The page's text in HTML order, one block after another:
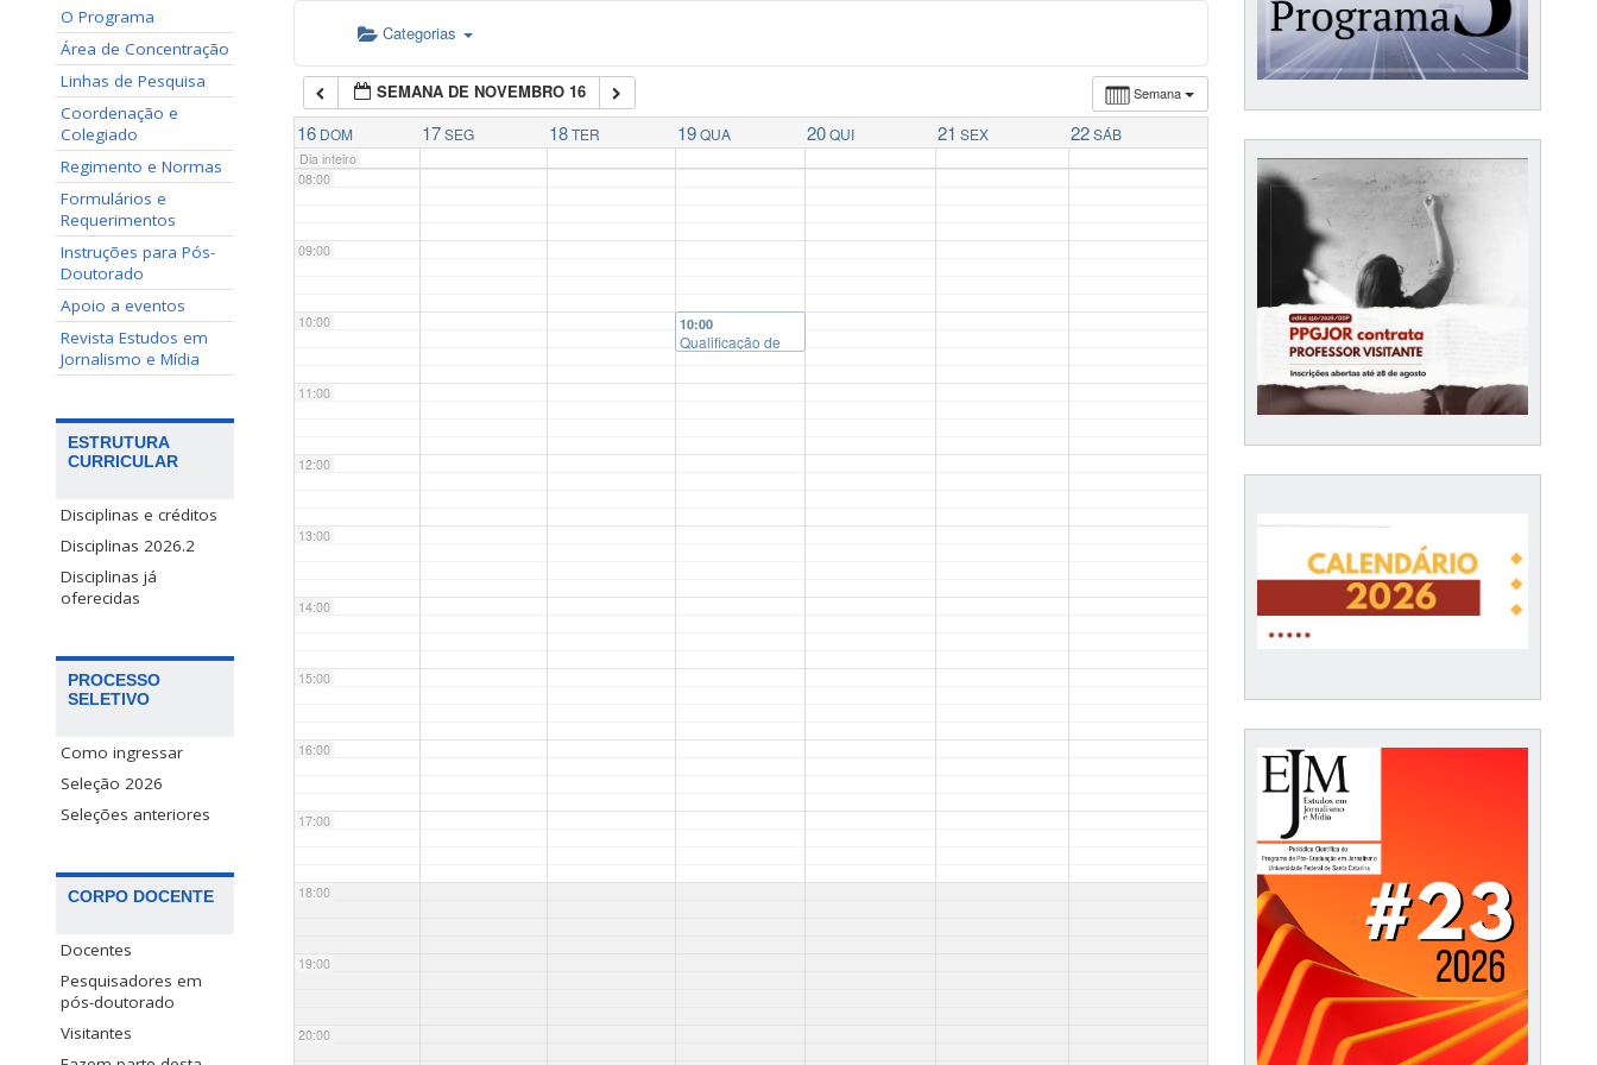
O Programa
Área de Concentração
Linhas de Pesquisa
Coordenação e
Colegiado
Regimento e Normas
Formulários e
Requerimentos
Instruções para Pós-
Doutorado
Apoio a eventos
Revista Estudos em
Jornalismo e Mídia
ESTRUTURA
CURRICULAR
Disciplinas e créditos
Disciplinas 2026.2
Disciplinas já
oferecidas
PROCESSO
SELETIVO
Como ingressar
Seleção 2026
Seleções anteriores
CORPO DOCENTE
Docentes
Pesquisadores em
pós-doutorado
Visitantes
Categorias
Semana
SEMANA DE NOVEMBRO 16
16 DOM 17 SEG 18 TER 19 QUA 20 QUI 21 SEX 22 SÁB
Dia inteiro
07:00
08:00
09:00
10:00
11:00
12:00
13:00
14:00
15:00
16:00
17:00
18:00
19:00
20:00
10:00
Qualificação de